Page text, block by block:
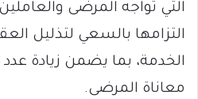
التي تواجه المرضى
التزامها بالسعي لتذليل
الخدمة، بما يضمن زيادة
معاناة المرضى.